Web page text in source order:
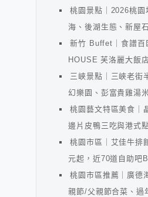
桃園景點｜2026桃園
海、後湖生態、新屋
新竹 Buffet｜食譜百
HOUSE 芙洛麗大飯
三峽景點｜三峽老街
幻樂園、彭富貴雞湯
桃園藝文特區美食｜
邊片皮鴨三吃與港式
桃園市區｜艾佳牛排
元起，近70道自助吧
桃園市區推薦｜廣德
親節/父親節合菜、過